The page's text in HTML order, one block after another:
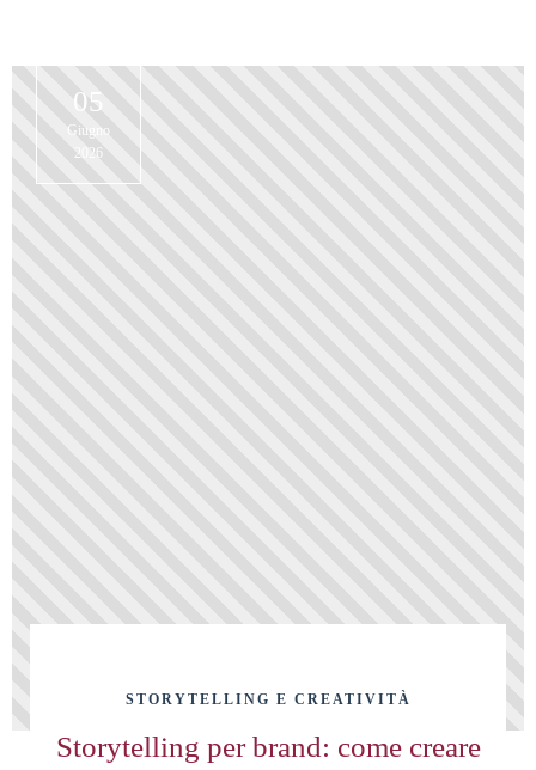
05
Giugno
2026
STORYTELLING E CREATIVITÀ
Storytelling per brand: come creare